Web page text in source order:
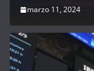
marzo 11, 2024